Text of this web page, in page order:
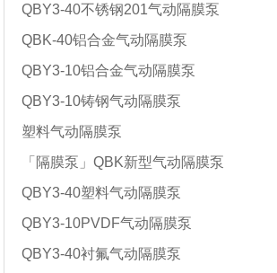
QBY3-40不锈钢201气动隔膜泵
QBK-40铝合金气动隔膜泵
QBY3-10铝合金气动隔膜泵
QBY3-10铸钢气动隔膜泵
塑料气动隔膜泵
「隔膜泵」QBK新型气动隔膜泵
QBY3-40塑料气动隔膜泵
QBY3-10PVDF气动隔膜泵
QBY3-40衬氟气动隔膜泵